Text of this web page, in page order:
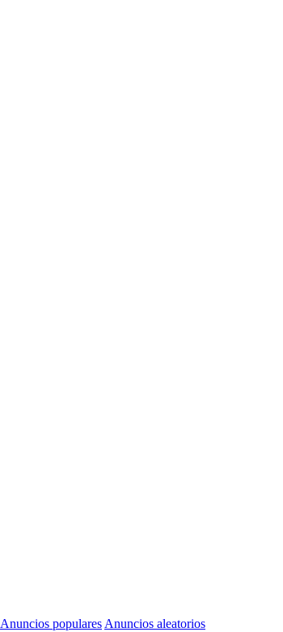
Anuncios populares Anuncios aleatorios